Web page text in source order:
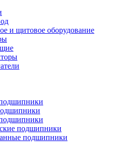
и щитовое оборудование
подшипники
подшипники